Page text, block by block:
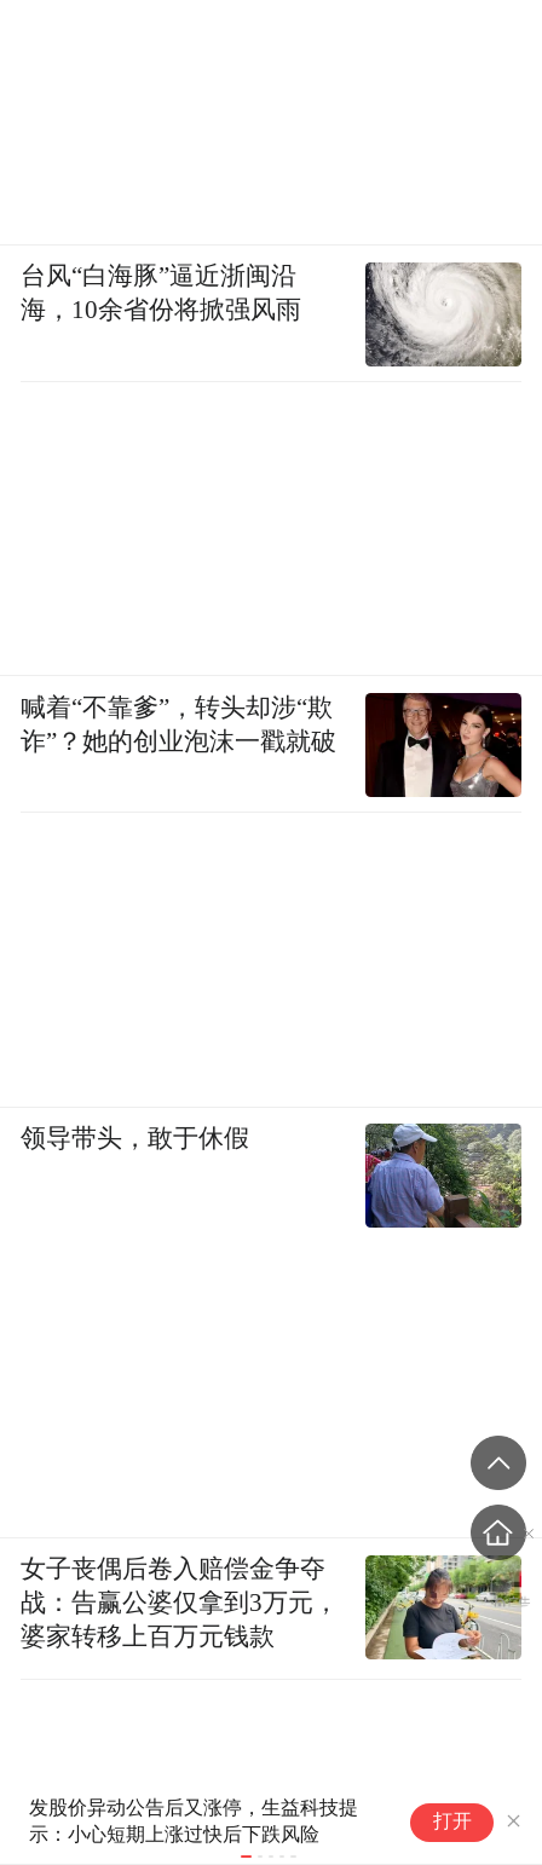
发股价异动公告后又涨停，生益科技提
示：小心短期上涨过快后下跌风险
打开
台风“白海豚”逼近浙闽沿
海，10余省份将掀强风雨
喊着“不靠爹”，转头却涉“欺
诈”？她的创业泡沫一戳就破
领导带头，敢于休假
女子丧偶后卷入赔偿金争夺
战：告赢公婆仅拿到3万元，
婆家转移上百万元钱款